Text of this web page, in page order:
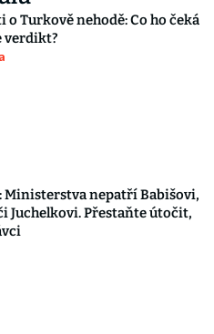
o Turkově nehodě: Co ho čeká
verdikt?
Ministerstva nepatří Babišovi,
Juchelkovi. Přestaňte útočit,